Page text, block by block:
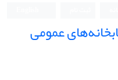
عمومی